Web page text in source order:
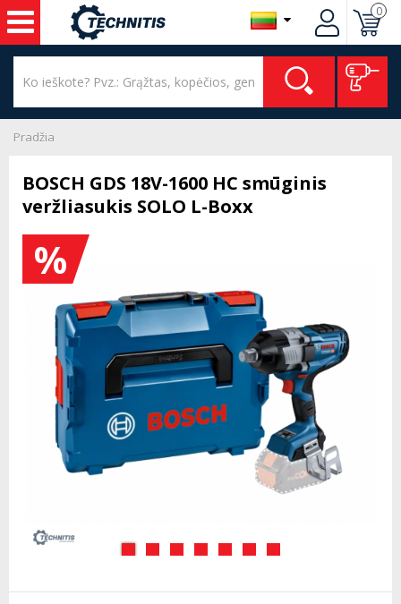
0
Pradžia
BOSCH GDS 18V-1600 HC smūginis
veržliasukis SOLO L-Boxx
%